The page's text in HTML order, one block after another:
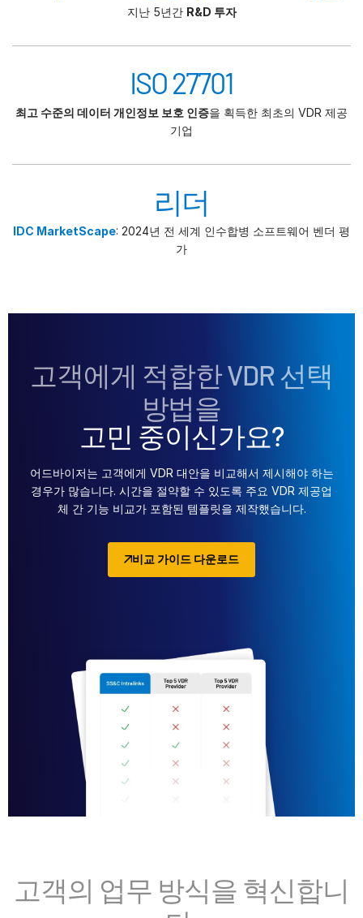
지난 5년간 R&D 투자
ISO 27701
최고 수준의 데이터 개인정보 보호 인증을 획득한 최초의 VDR 제공
기업
리더
IDC MarketScape: 2024년 전 세계 인수합병 소프트웨어 벤더 평
가
고객에게 적합한 VDR 선택
방법을
고민 중이신가요?
어드바이저는 고객에게 VDR 대안을 비교해서 제시해야 하는
경우가 많습니다. 시간을 절약할 수 있도록 주요 VDR 제공업
체 간 기능 비교가 포함된 템플릿을 제작했습니다.
비교 가이드 다운로드
고객의 업무 방식을 혁신합니